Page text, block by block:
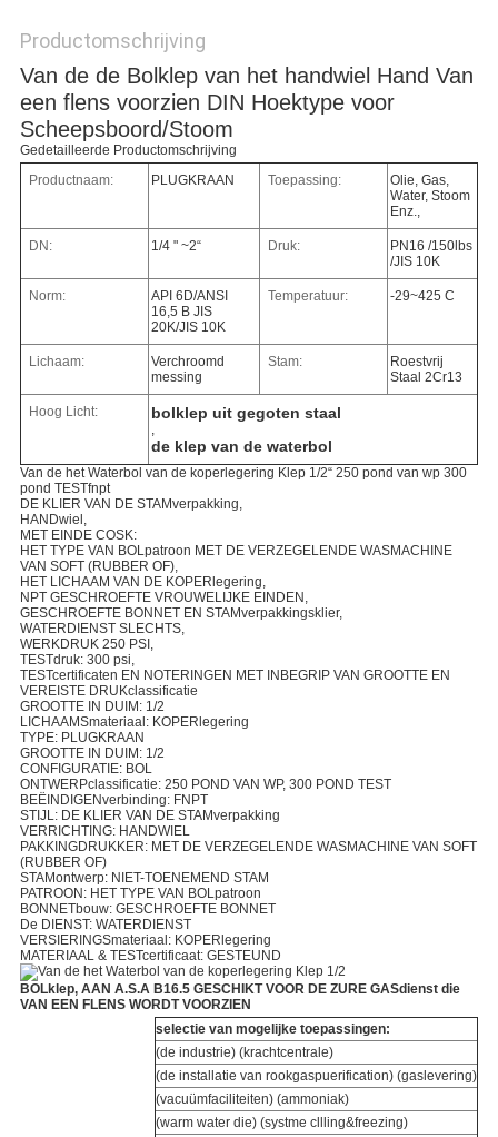
Productomschrijving
Van de de Bolklep van het handwiel Hand Van
een flens voorzien DIN Hoektype voor
Scheepsboord/Stoom
Gedetailleerde Productomschrijving
Productnaam:
PLUGKRAAN Toepassing:
Olie, Gas,
Water, Stoom
Enz.,
DN: 1/4 " ~2“ Druk:
PN16 /150lbs
/JIS 10K
Norm:
API 6D/ANSI
16,5 B JIS
20K/JIS 10K
Temperatuur: -29~425 C
Lichaam:
Verchroomd
messing
Stam:
Roestvrij
Staal 2Cr13
Hoog Licht: bolklep uit gegoten staal
,
de klep van de waterbol
Van de het Waterbol van de koperlegering Klep 1/2“ 250 pond van wp 300
pond TESTfnpt
DE KLIER VAN DE STAMverpakking,
HANDwiel,
MET EINDE COSK:
HET TYPE VAN BOLpatroon MET DE VERZEGELENDE WASMACHINE
VAN SOFT (RUBBER OF),
HET LICHAAM VAN DE KOPERlegering,
NPT GESCHROEFTE VROUWELIJKE EINDEN,
GESCHROEFTE BONNET EN STAMverpakkingsklier,
WATERDIENST SLECHTS,
WERKDRUK 250 PSI,
TESTdruk: 300 psi,
TESTcertificaten EN NOTERINGEN MET INBEGRIP VAN GROOTTE EN
VEREISTE DRUKclassificatie
GROOTTE IN DUIM: 1/2
LICHAAMSmateriaal: KOPERlegering
TYPE: PLUGKRAAN
GROOTTE IN DUIM: 1/2
CONFIGURATIE: BOL
ONTWERPclassificatie: 250 POND VAN WP, 300 POND TEST
BEËINDIGENverbinding: FNPT
STIJL: DE KLIER VAN DE STAMverpakking
VERRICHTING: HANDWIEL
PAKKINGDRUKKER: MET DE VERZEGELENDE WASMACHINE VAN SOFT
(RUBBER OF)
STAMontwerp: NIET-TOENEMEND STAM
PATROON: HET TYPE VAN BOLpatroon
BONNETbouw: GESCHROEFTE BONNET
De DIENST: WATERDIENST
VERSIERINGSmateriaal: KOPERlegering
MATERIAAL & TESTcertificaat: GESTEUND
BOLklep, AAN A.S.A B16.5 GESCHIKT VOOR DE ZURE GASdienst die
VAN EEN FLENS WORDT VOORZIEN
selectie van mogelijke toepassingen:
(de industrie) (krachtcentrale)
(de installatie van rookgaspuerification) (gaslevering)
(vacuümfaciliteiten) (ammoniak)
(warm water die) (systme cllling&freezing)